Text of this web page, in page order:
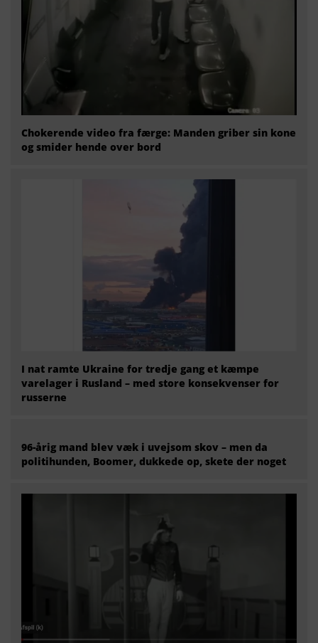
Chokerende video fra færge: Manden griber sin kone
og smider hende over bord
I nat ramte Ukraine for tredje gang et kæmpe
varelager i Rusland – med store konsekvenser for
russerne
96-årig mand blev væk i uvejsom skov – men da
politihunden, Boomer, dukkede op, skete der noget